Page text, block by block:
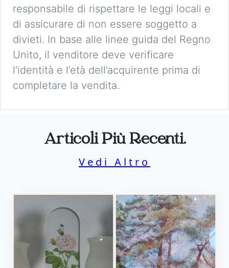
responsabile di rispettare le leggi locali e
di assicurare di non essere soggetto a
divieti. In base alle linee guida del Regno
Unito, il venditore deve verificare
l’identità e l’età dell’acquirente prima di
completare la vendita.
Articoli Più Recenti.
Vedi Altro